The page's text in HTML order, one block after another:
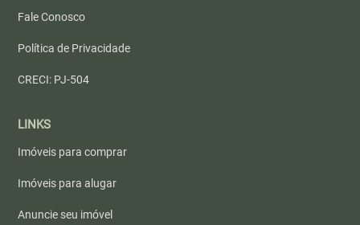
Fale Conosco
Política de Privacidade
CRECI: PJ-504
LINKS
Imóveis para comprar
Imóveis para alugar
Anuncie seu imóvel